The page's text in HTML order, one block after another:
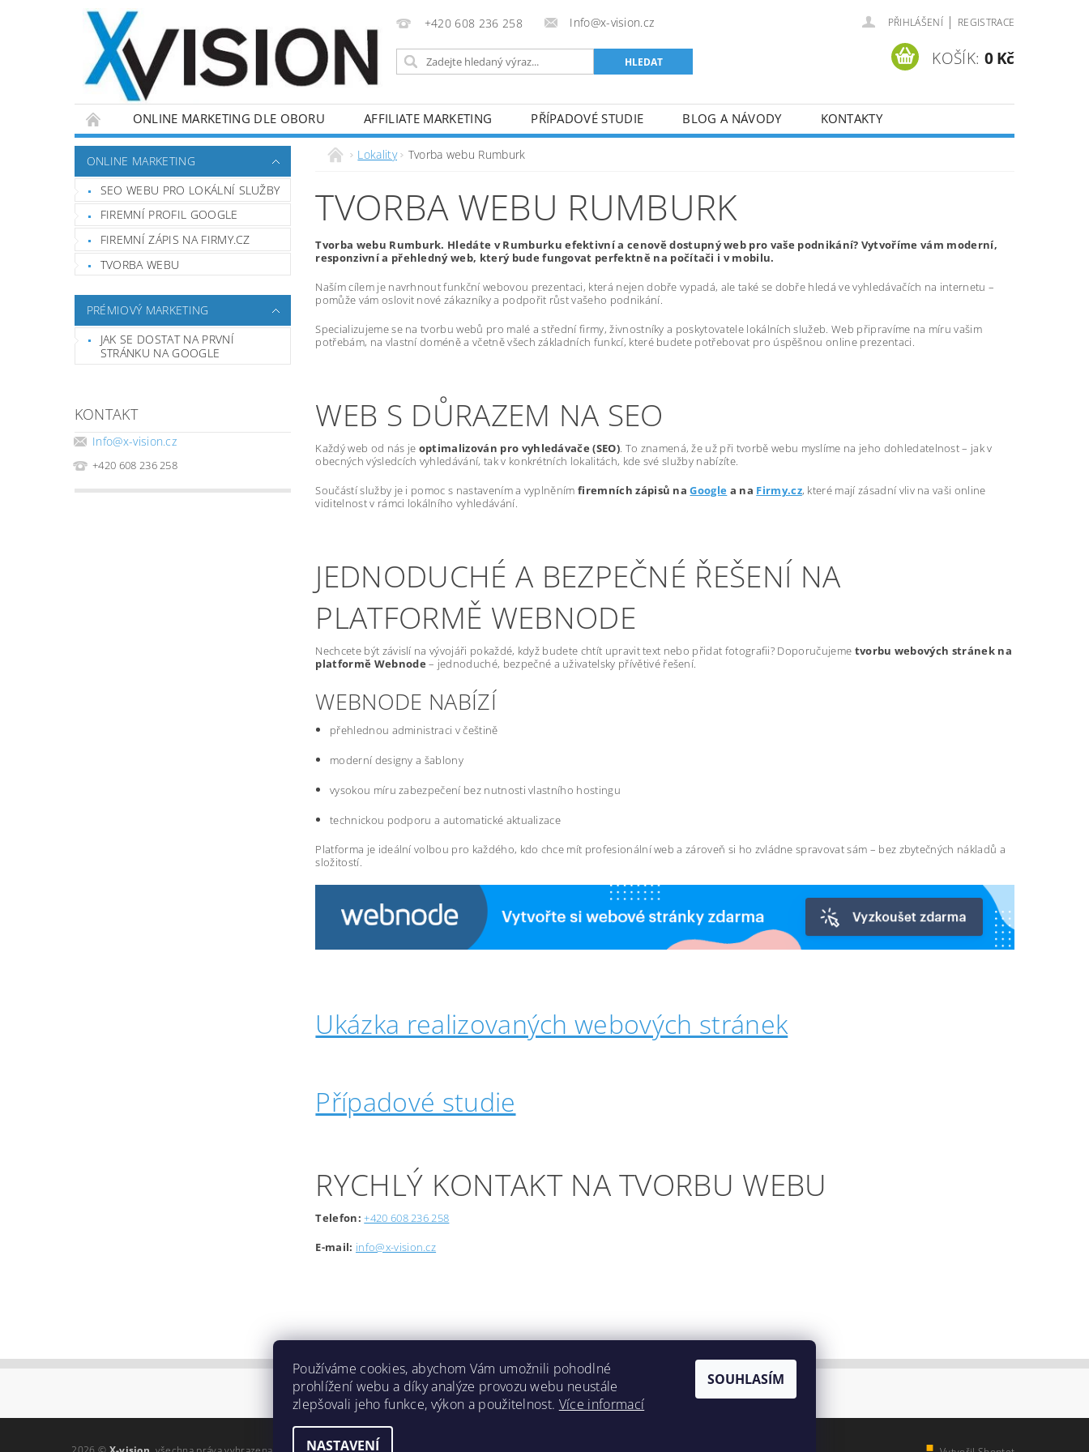
+420 608 236 258 Info@x-vision.cz PŘIHLÁŠENÍ | REGISTRACE
KOŠÍK: 0 Kč
ONLINE MARKETING DLE OBORU AFFILIATE MARKETING PŘÍPADOVÉ STUDIE BLOG A NÁVODY KONTAKTY
ONLINE MARKETING
SEO WEBU PRO LOKÁLNÍ SLUŽBY
FIREMNÍ PROFIL GOOGLE
FIREMNÍ ZÁPIS NA FIRMY.CZ
TVORBA WEBU
PRÉMIOVÝ MARKETING
JAK SE DOSTAT NA PRVNÍ
STRÁNKU NA GOOGLE
KONTAKT
Info@x-vision.cz
+420 608 236 258
Lokality Tvorba webu Rumburk
TVORBA WEBU RUMBURK
Tvorba webu Rumburk. Hledáte v Rumburku efektivní a cenově dostupný web pro vaše podnikání? Vytvoříme vám moderní,
responzivní a přehledný web, který bude fungovat perfektně na počítači i v mobilu.
Naším cílem je navrhnout funkční webovou prezentaci, která nejen dobře vypadá, ale také se dobře hledá ve vyhledávačích na internetu –
pomůže vám oslovit nové zákazníky a podpořit růst vašeho podnikání.
Specializujeme se na tvorbu webů pro malé a střední firmy, živnostníky a poskytovatele lokálních služeb. Web připravíme na míru vašim
potřebám, na vlastní doméně a včetně všech základních funkcí, které budete potřebovat pro úspěšnou online prezentaci.
WEB S DŮRAZEM NA SEO
Každý web od nás je optimalizován pro vyhledávače (SEO). To znamená, že už při tvorbě webu myslíme na jeho dohledatelnost – jak v
obecných výsledcích vyhledávání, tak v konkrétních lokalitách, kde své služby nabízíte.
Součástí služby je i pomoc s nastavením a vyplněnímfiremních zápisů naGoogle a na Firmy.cz, které mají zásadní vliv na vaši online
viditelnost v rámci lokálního vyhledávání.
JEDNODUCHÉ A BEZPEČNÉ ŘEŠENÍ NA
PLATFORMĚ WEBNODE
Nechcete být závislí na vývojáři pokaždé, když budete chtít upravit text nebo přidat fotografii? Doporučujeme tvorbu webových stránek na
platformě Webnode – jednoduché, bezpečné a uživatelsky přívětivé řešení.
WEBNODE NABÍZÍ
přehlednou administraci v češtině
moderní designy a šablony
vysokou míru zabezpečení bez nutnosti vlastního hostingu
technickou podporu a automatické aktualizace
Platforma je ideální volbou pro každého, kdo chce mít profesionální web a zároveň si ho zvládne spravovat sám – bez zbytečných nákladů a
složitostí.
Ukázka realizovaných webových stránek
Případové studie
RYCHLÝ KONTAKT NA TVORBU WEBU
Telefon: +420 608 236 258
E-mail: info@x-vision.cz
Lokality
Používáme cookies, abychom Vám umožnili pohodlné
prohlížení webu a díky analýze provozu webu neustále
zlepšovali jeho funkce, výkon a použitelnost. Více informací
NASTAVENÍ
SOUHLASÍM